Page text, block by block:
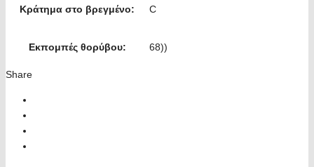
Κράτημα στο βρεγμένο: C
Εκπομπές θορύβου: 68))
Share